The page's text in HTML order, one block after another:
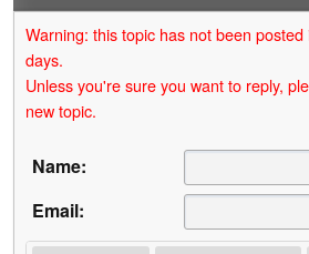
Warning: this topic has not been
days.
Unless you're sure you want to reply,
new topic.
Name:
Email: